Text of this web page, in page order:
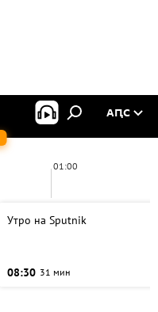
АԤС
01:00
Утро на Sputnik
08:30 31 мин